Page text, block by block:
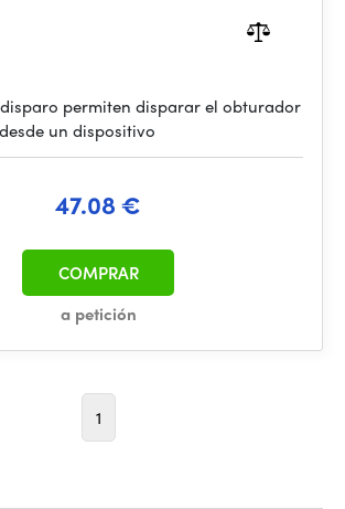
permiten disparar el obturador
un dispositivo
47.08 €
a petición
COMPRAR
1